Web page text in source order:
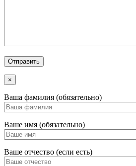
×
Ваша фамилия (обязательно)
Ваше имя (обязательно)
Ваше отчество (если есть)